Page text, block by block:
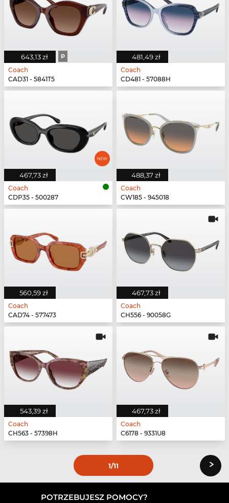
643,13 zł P
Coach
CAD31 - 5841T5
481,49 zł
Coach
CD481 - 57088H
467,73 zł
Coach
CDP35 - 500287
488,37 zł
Coach
CW185 - 945018
560,59 zł
Coach
CAD74 - 577473
467,73 zł
Coach
CH556 - 90058G
543,39 zł
Coach
CH563 - 57398H
467,73 zł
Coach
C6178 - 9331U8
1/11 ›
POTRZEBUJESZ POMOCY?